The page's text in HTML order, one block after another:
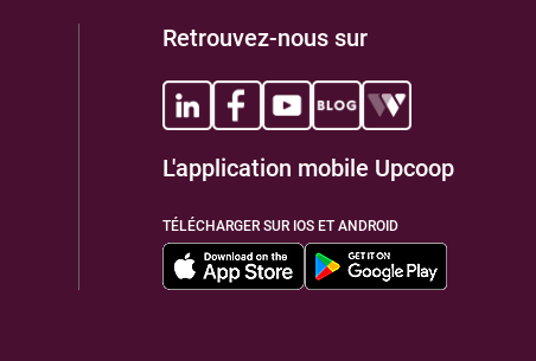
Retrouvez-nous sur
L'application mobile Upcoop
TÉLÉCHARGER SUR IOS ET ANDROID